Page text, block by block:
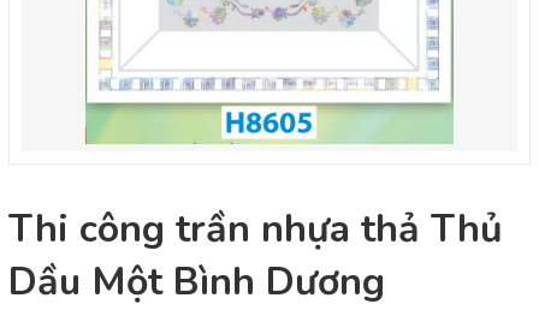
Thi công trần nhựa thả Thủ
Dầu Một Bình Dương